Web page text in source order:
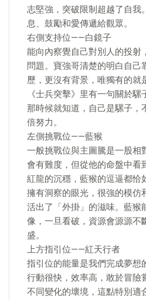
志堅強，突破限制超越了自我
息、鼓勵和愛傳遞給觀眾。
右側支持位——白鏡子
能向內察覺自己對別人的投射
問題。寶強哥清楚的明白自己
歷，更沒有背景，唯獨有的就
《士兵突擊》里有一句關於
那時候就知道，自己是騾子，
倍努力。
左側挑戰位——藍猴
一般挑戰位與主圖騰是一股相
會有難度，但從他的命盤中看
紅龍的沉穩，藍猴的逗逼都恰
擁有洞察的眼光，很強的模仿
活出了「外掛」的滋味。藍猴
像，一旦看破，資源會源源不
盛。
上方指引位——紅天行者
指引位的能量是我們完成夢想
行動很快，效率高，敢於冒險
不同變化的壞境，這點特別適